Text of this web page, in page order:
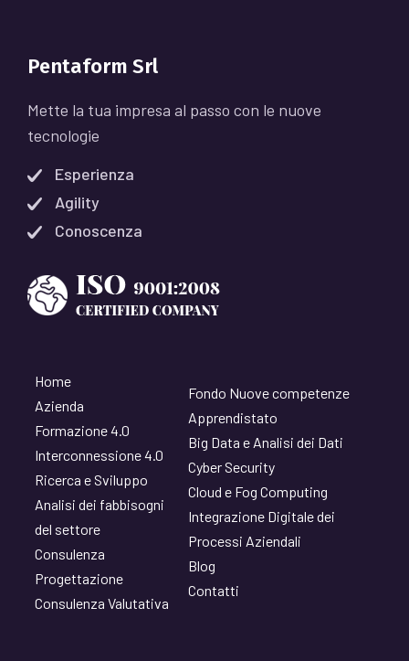
Pentaform Srl
Mette la tua impresa al passo con le nuove
tecnologie
Esperienza
Agility
Conoscenza
Home
Azienda
Formazione 4.0
Interconnessione 4.0
Ricerca e Sviluppo
Analisi dei fabbisogni
del settore
Consulenza
Progettazione
Consulenza Valutativa
Fondo Nuove competenze
Apprendistato
Big Data e Analisi dei Dati
Cyber Security
Cloud e Fog Computing
Integrazione Digitale dei
Processi Aziendali
Blog
Contatti